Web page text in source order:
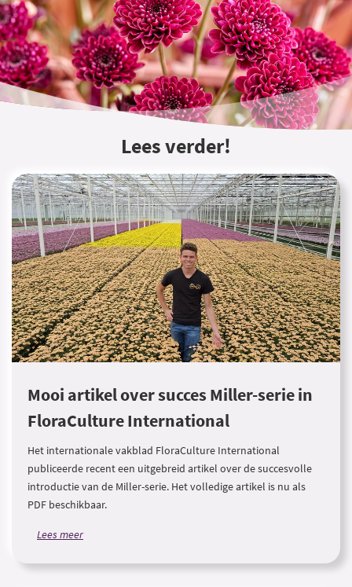
Lees verder!
Mooi artikel over succes Miller-serie in
FloraCulture International
Het internationale vakblad FloraCulture International
publiceerde recent een uitgebreid artikel over de succesvolle
introductie van de Miller-serie. Het volledige artikel is nu als
PDF beschikbaar.
Lees meer